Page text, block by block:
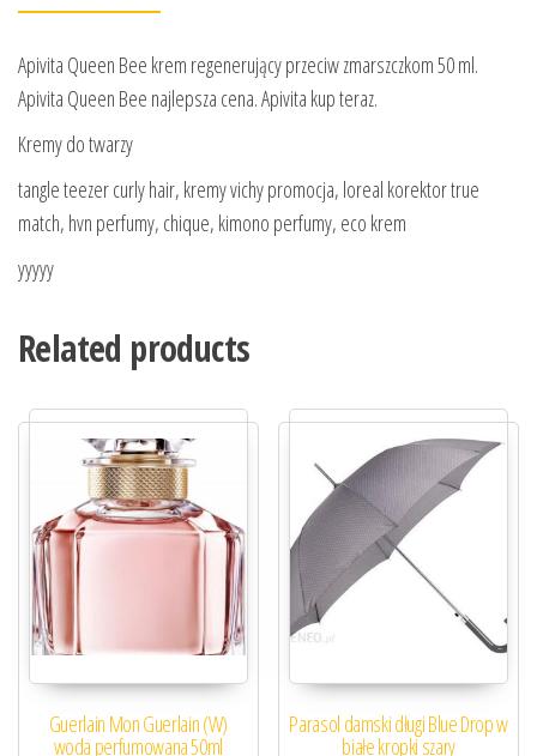
Apivita Queen Bee krem regenerujący przeciw zmarszczkom 50 ml.
Apivita Queen Bee najlepsza cena. Apivita kup teraz.
Kremy do twarzy
tangle teezer curly hair, kremy vichy promocja, loreal korektor true
match, hvn perfumy, chique, kimono perfumy, eco krem
yyyyy
Related products
Guerlain Mon Guerlain (W)
woda perfumowana 50ml
Parasol damski długi Blue Drop w
białe kropki szary